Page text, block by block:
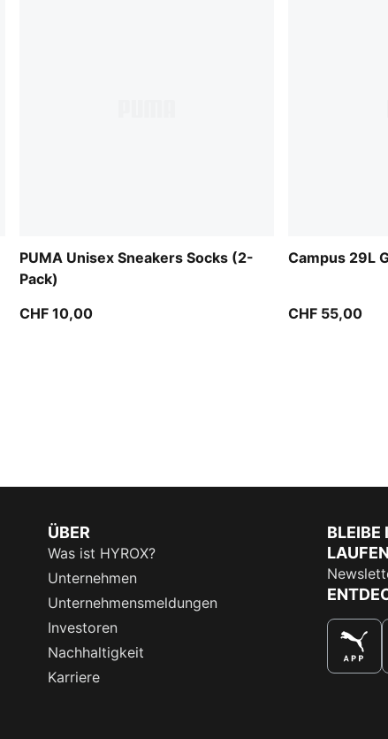
PUMA Unisex Sneakers Socks (2-
Pack)
CHF 10,00
Campus 29L
CHF 55,00
ÜBER
Was ist HYROX?
Unternehmen
Unternehmensmeldungen
Investoren
Nachhaltigkeit
Karriere
BLEIBE